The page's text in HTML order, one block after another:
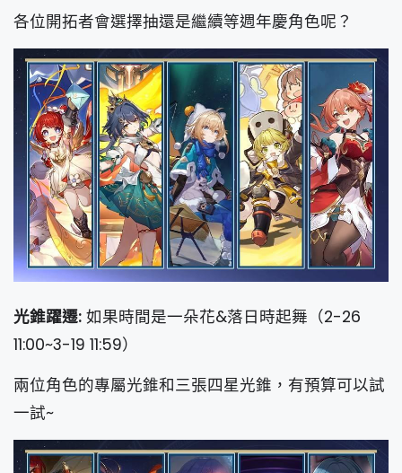
各位開拓者會選擇抽還是繼續等週年慶角色呢？
光錐躍遷: 如果時間是一朵花&落日時起舞（2-26
11:00~3-19 11:59）
兩位角色的專屬光錐和三張四星光錐，有預算可以試
一試~